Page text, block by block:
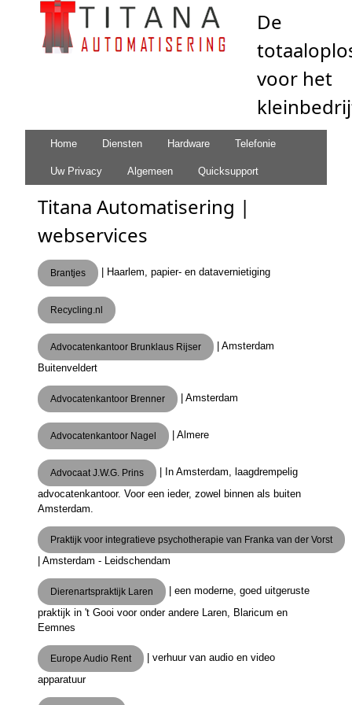
De
voor het
Home Diensten Hardware Telefonie
Uw Privacy Algemeen Quicksupport
Titana Automatisering |
webservices
Brantjes | Haarlem, papier- en datavernietiging
Recycling.nl
Advocatenkantoor Brunklaus Rijser
| Amsterdam
Buitenveldert
Advocatenkantoor Brenner | Amsterdam
Advocatenkantoor Nagel | Almere
Advocaat J.W.G. Prins
| In Amsterdam, laagdrempelig
advocatenkantoor. Voor een ieder, zowel binnen als buiten
Amsterdam.
Praktijk voor integratieve psychotherapie van Franka van der Vorst
| Amsterdam - Leidschendam
Dierenartspraktijk Laren
| een moderne, goed uitgeruste
praktijk in 't Gooi voor onder andere Laren, Blaricum en
Eemnes
Europe Audio Rent
| verhuur van audio en video
apparatuur